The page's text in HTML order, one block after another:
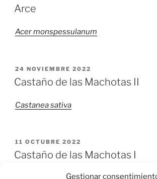
Gestionar
EL
Arce
Acer monspessulanum
PUBLICADO
EL
24 NOVIEMBRE 2022
Castaño de las Machotas II
Castanea sativa
PUBLICADO
EL
11 OCTUBRE 2022
Castaño de las Machotas I